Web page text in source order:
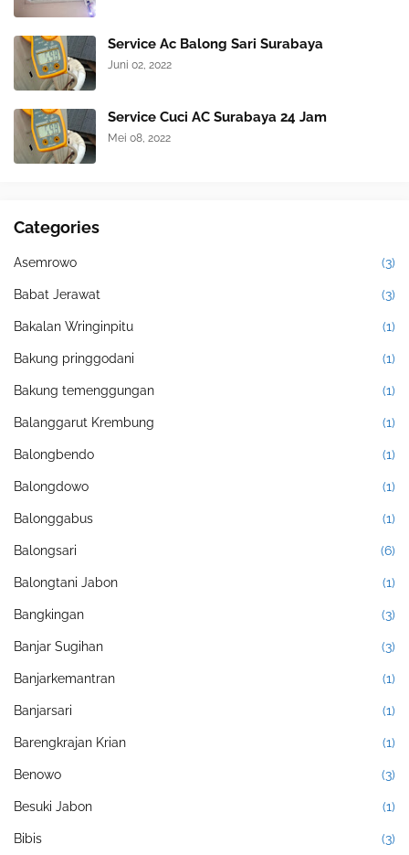
Service Ac Balong Sari Surabaya
Juni 02, 2022
Service Cuci AC Surabaya 24 Jam
Mei 08, 2022
Categories
Asemrowo (3)
Babat Jerawat (3)
Bakalan Wringinpitu (1)
Bakung pringgodani (1)
Bakung temenggungan (1)
Balanggarut Krembung (1)
Balongbendo (1)
Balongdowo (1)
Balonggabus (1)
Balongsari (6)
Balongtani Jabon (1)
Bangkingan (3)
Banjar Sugihan (3)
Banjarkemantran (1)
Banjarsari (1)
Barengkrajan Krian (1)
Benowo (3)
Besuki Jabon (1)
Bibis (3)